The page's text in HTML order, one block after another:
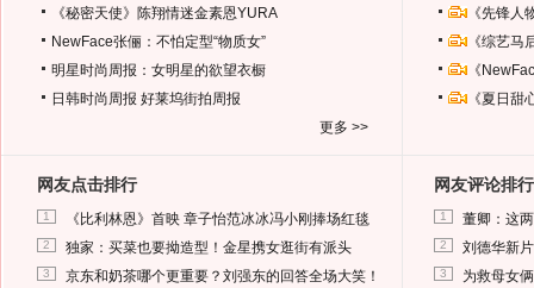
《秘密天使》陈翔情迷金素恩YURA
NewFace张俪：不怕定型“物质女”
明星时尚周报：女明星的欲望衣橱
日韩时尚周报 好莱坞街拍周报
更多 >>
《先锋
《综艺
《
《夏日
网友点击排行
1 《比利林恩》首映 章子怡范冰冰冯小刚捧场红毯
2 独家：买菜也要拗造型！金星携女逛街有派头
3 京东和奶茶哪个更重要？刘强东的回答全场大笑！
网友评论排行
1 董卿：这
2 刘德华新
3 为救母女